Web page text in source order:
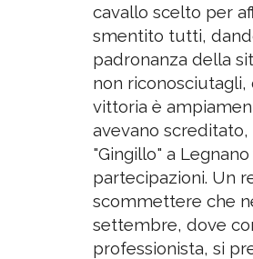
cavallo scelto per
smentito tutti,
padronanza della
non
vittoria è
avevano
"Gingillo" a
partecipazioni. Un
scommettere che
settembre, dove
professionista, si